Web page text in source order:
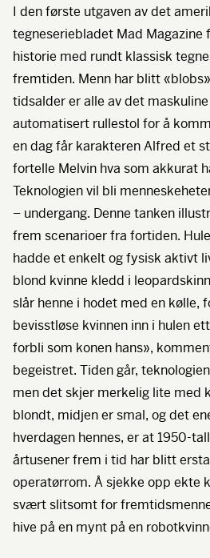
I den første utgaven av det
tegneseriebladet Mad Magazine
historie med rundt klassisk
fremtiden. Menn har blitt
tidsalder er alle av det
automatisert rullestol for å
en dag får karakteren Alfred et
fortelle Melvin hva som akkurat
Teknologien vil bli
– undergang. Denne tanken
frem scenarioer fra fortiden.
hadde et enkelt og fysisk aktivt
blond kvinne kledd i
slår henne i hodet med en kølle,
bevisstløse kvinnen inn i hulen
forbli som konen hans»,
begeistret. Tiden går,
men det skjer merkelig lite med
blondt, midjen er smal, og det
hverdagen hennes, er at 1950-
årtusener frem i tid har blitt
operatørrom. Å sjekke opp ekte
svært slitsomt for
hive på en mynt på en